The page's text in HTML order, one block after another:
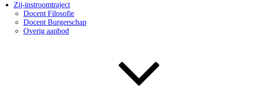
Zij-instroomtraject
Docent Filosofie
Docent Burgerschap
Overig aanbod